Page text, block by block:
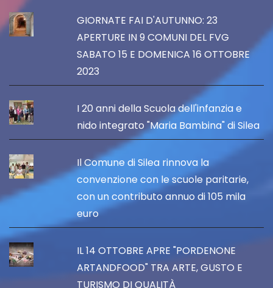
GIORNATE FAI D'AUTUNNO: 23
APERTURE IN 9 COMUNI DEL FVG
SABATO 15 E DOMENICA 16 OTTOBRE
2023
I 20 anni della Scuola dell'infanzia e
nido integrato "Maria Bambina" di Silea
Il Comune di Silea rinnova la
convenzione con le scuole paritarie,
con un contributo annuo di 105 mila
euro
IL 14 OTTOBRE APRE "PORDENONE
ARTANDFOOD" TRA ARTE, GUSTO E
TURISMO DI QUALITÀ